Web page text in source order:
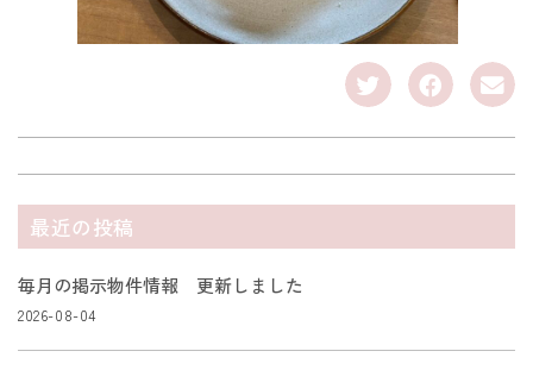
最近の投稿
毎月の掲示物件情報 更新しました
2026-08-04